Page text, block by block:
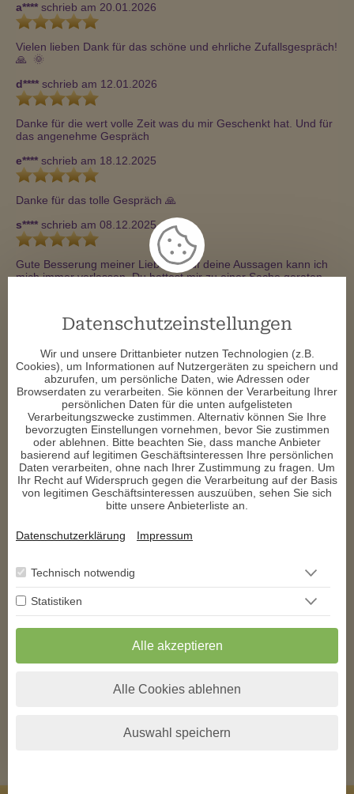
a**** schrieb am 20.01.2026
Vielen lieben Dank für das schöne und ehrliche Zufallsgespräch!
🙏  🌞
d**** schrieb am 12.01.2026
Danke für die wert volle Zeit was du mir Geschenkt hat. Und für
das angenehme Gespräch
e**** schrieb am 18.12.2025
Danke für das tolle Gespräch 🙏
s**** schrieb am 08.12.2025
Gute Besserung meiner Liebe *** Auf deine Aussagen kann ich
mich immer verlassen. Du hattest mir zu einer Sache geraten,
schrieb am 16.11.2025
Liebe Lea
Herzlichen Dsnk für deine tolle,sehr hilfreiche Beratung!Du hast
mir sehr geholfen und ich bin jetzt sehr zuversichtlich.
Alles Liebe dir!
s****schrieb am 07.11.2025
Dankeschön Lea, ein sehr sehr gutes und wertvolles Gespräch
b****schrieb am 22.10.2025
Ein ganz tolles Gespräch, wurde dort abgeholt wo ich stand.
Gerne wieder
1 2
11
12
13 14 15 16 17 18 > >>
AstroGroup-Portalen
* Alle angegebenen Preise verstehen sich inkl. der jeweils gültigen Umsatzsteuer
Festnetz*
Mobilfunk*
Datenschutzeinstellungen
Wir und unsere Drittanbieter nutzen Technologien (z.B.
Cookies), um Informationen auf Nutzergeräten zu speichern und
abzurufen, um persönliche Daten, wie Adressen oder
Browserdaten zu verarbeiten. Sie können der Verarbeitung Ihrer
persönlichen Daten für die unten aufgelisteten
Verarbeitungszwecke zustimmen. Alternativ können Sie Ihre
bevorzugten Einstellungen vornehmen, bevor Sie zustimmen
oder ablehnen. Bitte beachten Sie, dass manche Anbieter
basierend auf legitimen Geschäftsinteressen Ihre persönlichen
Daten verarbeiten, ohne nach Ihrer Zustimmung zu fragen. Um
Ihr Recht auf Widerspruch gegen die Verarbeitung auf der Basis
von legitimen Geschäftsinteressen auszuüben, sehen Sie sich
bitte unsere Anbieterliste an.
Datenschutzerklärung Impressum
Technisch notwendig
Statistiken
Alle akzeptieren
Alle Cookies ablehnen
Auswahl speichern